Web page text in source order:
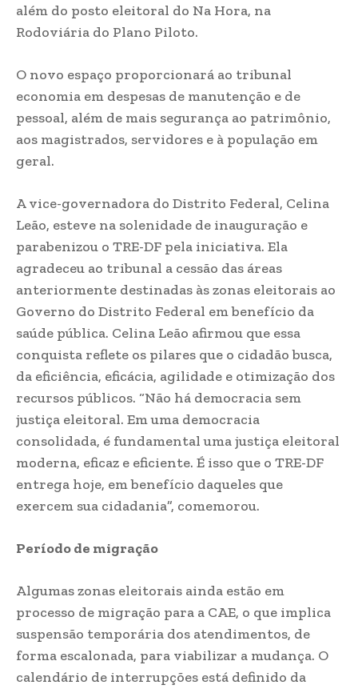
além do posto eleitoral do Na Hora, na
Rodoviária do Plano Piloto.
O novo espaço proporcionará ao tribunal
economia em despesas de manutenção e de
pessoal, além de mais segurança ao patrimônio,
aos magistrados, servidores e à população em
geral.
A vice-governadora do Distrito Federal, Celina
Leão, esteve na solenidade de inauguração e
parabenizou o TRE-DF pela iniciativa. Ela
agradeceu ao tribunal a cessão das áreas
anteriormente destinadas às zonas eleitorais ao
Governo do Distrito Federal em benefício da
saúde pública. Celina Leão afirmou que essa
conquista reflete os pilares que o cidadão busca,
da eficiência, eficácia, agilidade e otimização dos
recursos públicos. “Não há democracia sem
justiça eleitoral. Em uma democracia
consolidada, é fundamental uma justiça eleitoral
moderna, eficaz e eficiente. É isso que o TRE-DF
entrega hoje, em benefício daqueles que
exercem sua cidadania”, comemorou.
Período de migração
Algumas zonas eleitorais ainda estão em
processo de migração para a CAE, o que implica
suspensão temporária dos atendimentos, de
forma escalonada, para viabilizar a mudança. O
calendário de interrupções está definido da